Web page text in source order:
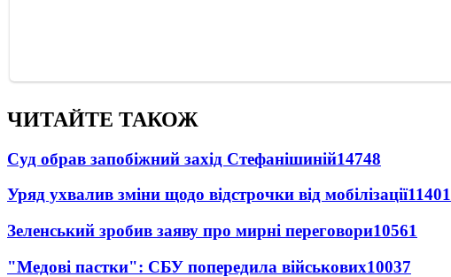
ЧИТАЙТЕ ТАКОЖ
Суд обрав запобіжний захід Стефанішиній14748
Уряд ухвалив зміни щодо відстрочки від мобілізації11401
Зеленський зробив заяву про мирні переговори10561
"Медові пастки": СБУ попередила військових10037